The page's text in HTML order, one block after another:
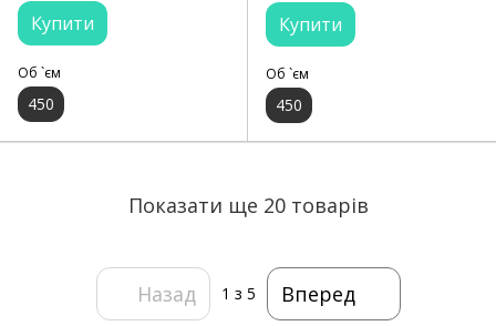
Купити
Об `єм
450
Купити
Об `єм
450
Показати ще 20 товарів
Назад 1 з 5 Вперед